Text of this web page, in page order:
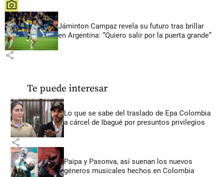
share
Jáminton Campaz revela su futuro tras brillar
en Argentina: “Quiero salir por la puerta grande”
share
Te puede interesar
Lo que se sabe del traslado de Epa Colombia
a cárcel de Ibagué por presuntos privilegios
share
Paipa y Pasonva, así suenan los nuevos
géneros musicales hechos en Colombia